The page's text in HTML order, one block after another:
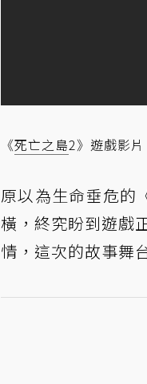
《死亡之島2》遊戲影
原以為生命垂危的
橫，終究盼到遊戲
情，這次的故事舞